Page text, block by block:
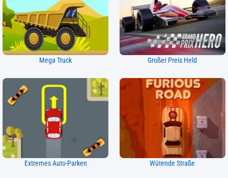
Mega Truck Großer Preis Held
Extremes Auto-Parken Wütende Straße